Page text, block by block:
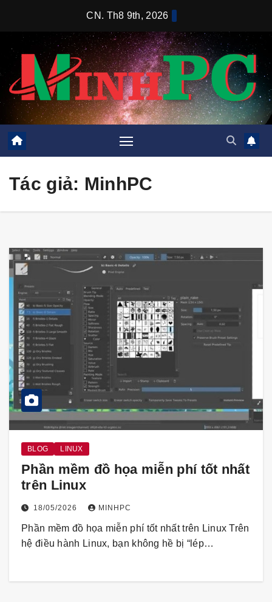
CN. Th8 9th, 2026
Tác giả: MinhPC
BLOG LINUX
Phần mềm đồ họa miễn phí tốt nhất
trên Linux
18/05/2026 MINHPC
Phần mềm đồ họa miễn phí tốt nhất trên Linux Trên
hệ điều hành Linux, bạn không hề bị “lép…